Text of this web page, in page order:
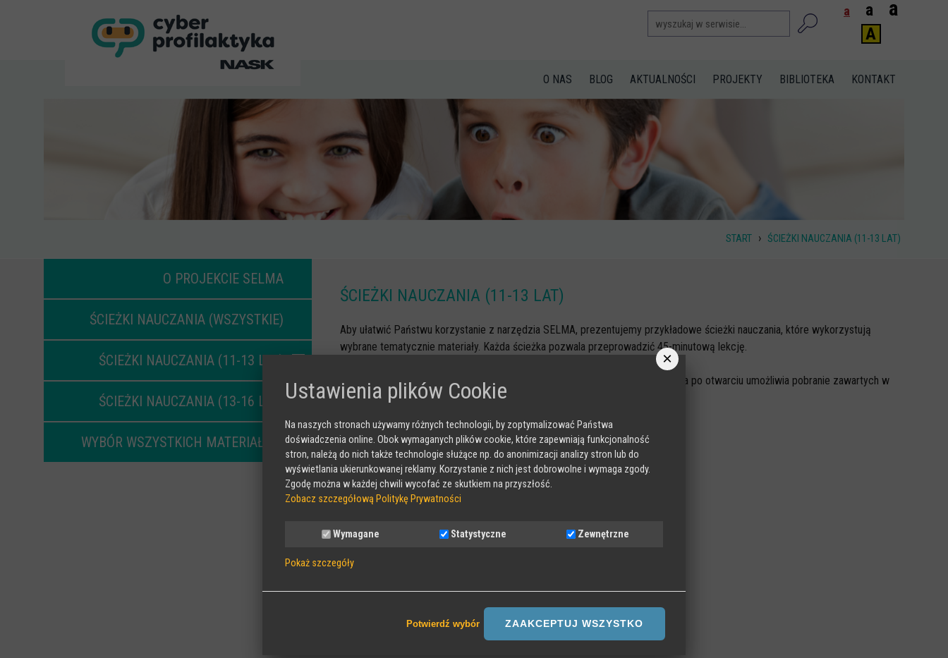
a a a
A
O NAS BLOG AKTUALNOŚCI PROJEKTY BIBLIOTEKA KONTAKT
START › ŚCIEŻKI NAUCZANIA (11-13 LAT)
O PROJEKCIE SELMA
ŚCIEŻKI NAUCZANIA (WSZYSTKIE)
ŚCIEŻKI NAUCZANIA (11-13 LAT)
ŚCIEŻKI NAUCZANIA (13-16 LAT)
WYBÓR WSZYSTKICH MATERIAŁÓW
ŚCIEŻKI NAUCZANIA (11-13 LAT)
Aby ułatwić Państwu korzystanie z narzędzia SELMA, prezentujemy przykładowe ścieżki nauczania, które wykorzystują
wybrane tematycznie materiały. Każda ścieżka pozwala przeprowadzić 45-minutową lekcję.
Poniżej prezentujemy opis każdej ścieżki w osobnym pliku PDF. Każda ścieżka po otwarciu umożliwia pobranie zawartych w
niej ćwiczeń (klikając w link lub, po wydrukowaniu, poprzez QR-kod).
Ścieżki edukacyjne SELMA
WPROWADZENIE W EMOCJE - materiały dla uczniów w wieku 11-13 lat
ZROZUMIEĆ HEJT - materiały dla uczniów w wieku 11-13 lat
SIŁA GŁOSU - 11-13 lat
×
Ustawienia plików Cookie
Na naszych stronach używamy różnych technologii, by zoptymalizować Państwa
doświadczenia online. Obok wymaganych plików cookie, które zapewniają funkcjonalność
stron, należą do nich także technologie służące np. do anonimizacji analizy stron lub do
wyświetlania ukierunkowanej reklamy. Korzystanie z nich jest dobrowolne i wymaga zgody.
Zgodę można w każdej chwili wycofać ze skutkiem na przyszłość.
Zobacz szczegółową Politykę Prywatności
Wymagane Statystyczne Zewnętrzne
Pokaż szczegóły
Wymagane
Sesyjne pliki Cookies wymagane do działania strony, przechowywane podczas wizyty na
stronie, np zapamiętany wybór języka strony
Potwierdź wybór ZAAKCEPTUJ WSZYSTKO